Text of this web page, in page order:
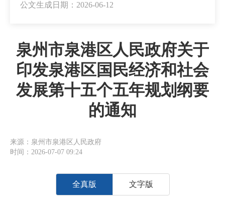
公文生成日期：2026-06-12
泉州市泉港区人民政府关于
印发泉港区国民经济和社会
发展第十五个五年规划纲要
的通知
来源：泉州市泉港区人民政府
时间：2026-07-07 09:24
全真版 文字版